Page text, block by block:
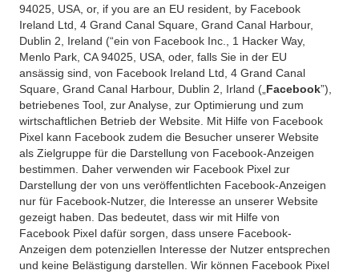
94025, USA, or, if you are an EU resident, by Facebook
Ireland Ltd, 4 Grand Canal Square, Grand Canal Harbour,
Dublin 2, Ireland (“ein von Facebook Inc., 1 Hacker Way,
Menlo Park, CA 94025, USA, oder, falls Sie in der EU
ansässig sind, von Facebook Ireland Ltd, 4 Grand Canal
Square, Grand Canal Harbour, Dublin 2, Irland („ Facebook”),
betriebenes Tool, zur Analyse, zur Optimierung und zum
wirtschaftlichen Betrieb der Website. Mit Hilfe von Facebook
Pixel kann Facebook zudem die Besucher unserer Website
als Zielgruppe für die Darstellung von Facebook-Anzeigen
bestimmen. Daher verwenden wir Facebook Pixel zur
Darstellung der von uns veröffentlichten Facebook-Anzeigen
nur für Facebook-Nutzer, die Interesse an unserer Website
gezeigt haben. Das bedeutet, dass wir mit Hilfe von
Facebook Pixel dafür sorgen, dass unsere Facebook-
Anzeigen dem potenziellen Interesse der Nutzer entsprechen
und keine Belästigung darstellen. Wir können Facebook Pixel